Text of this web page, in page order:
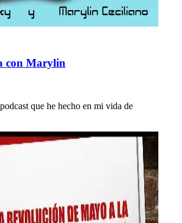
con Marylin
que he hecho en mi vida de